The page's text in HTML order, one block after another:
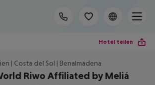
Hotel teilen
| Costa del Sol | Benalmádena
Riwo Affiliated by Meliá